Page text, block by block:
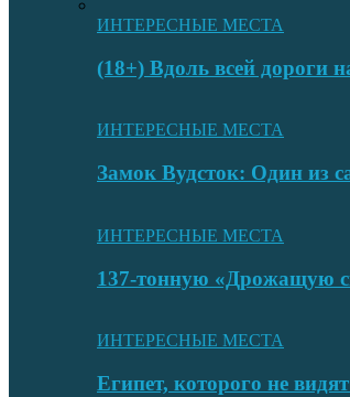
ИНТЕРЕСНЫЕ МЕСТА
(18+) Вдоль всей дороги
ИНТЕРЕСНЫЕ МЕСТА
Замок Вудсток: Один из
ИНТЕРЕСНЫЕ МЕСТА
137-тонную «Дрожащую
ИНТЕРЕСНЫЕ МЕСТА
Египет, которого не